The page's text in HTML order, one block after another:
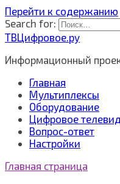
Перейти к содержанию
Search for:
ТВЦифровое.ру
Информационный
Главная
Мультиплексы
Оборудование
Цифровое
Вопрос-ответ
Настройки
Главная страница